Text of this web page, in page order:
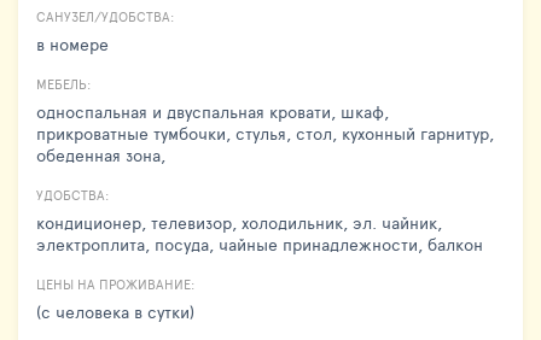
САНУЗЕЛ/УДОБСТВА:
в номере
МЕБЕЛЬ:
односпальная и двуспальная кровати, шкаф,
прикроватные тумбочки, стулья, стол, кухонный гарнитур,
обеденная зона,
УДОБСТВА:
кондиционер, телевизор, холодильник, эл. чайник,
электроплита, посуда, чайные принадлежности, балкон
ЦЕНЫ НА ПРОЖИВАНИЕ:
(с человека в сутки)